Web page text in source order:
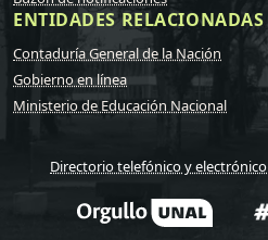
ENTIDADES RELACIONADAS
Contaduría General de la Nación
Gobierno en línea
Ministerio de Educación Nacional
Directorio telefónico y electrónico